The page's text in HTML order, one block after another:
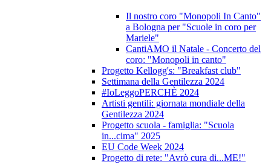
Il nostro coro "Monopoli In Canto"
a Bologna per "Scuole in coro per
Mariele"
CantiAMO il Natale - Concerto del
coro: "Monopoli in canto"
Progetto Kellogg's: "Breakfast club"
Settimana della Gentilezza 2024
#IoLeggoPERCHÈ 2024
Artisti gentili: giornata mondiale della
Gentilezza 2024
Progetto scuola - famiglia: "Scuola
in...cima" 2025
EU Code Week 2024
Progetto di rete: "Avrò cura di...ME!"